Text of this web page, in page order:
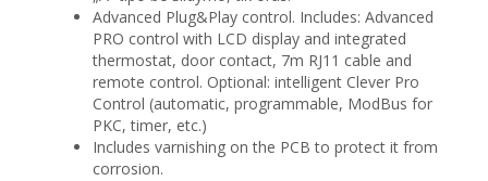
Advanced Plug&Play control. Includes: Advanced
PRO control with LCD display and integrated
thermostat, door contact, 7m RJ11 cable and
remote control. Optional: intelligent Clever Pro
Control (automatic, programmable, ModBus for
PKC, timer, etc.)
Includes varnishing on the PCB to protect it from
corrosion.